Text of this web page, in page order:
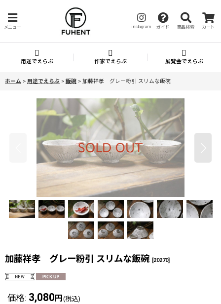
メニュー instagram ガイド 商品検索 カート
用途でえらぶ 作家でえらぶ 展覧会でえらぶ
ホーム > 用途でえらぶ > 飯碗 > 加藤祥孝 グレー粉引 スリムな飯碗
加藤祥孝 グレー粉引 スリムな飯碗 [20270]
価格: 3,080 円 (税込)